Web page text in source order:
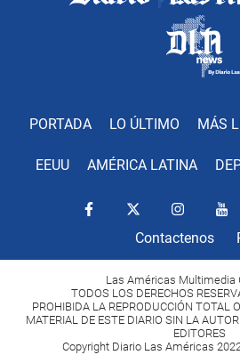
PORTADA LO ÚLTIMO MÁS
EEUU AMÉRICA LATINA
Contactenos
Las Américas Multimedia
TODOS LOS DERECHOS
PROHIBIDA LA REPRODUCCIÓN TOTAL
MATERIAL DE ESTE DIARIO SIN LA
EDITORES
Copyright Diario Las Américas